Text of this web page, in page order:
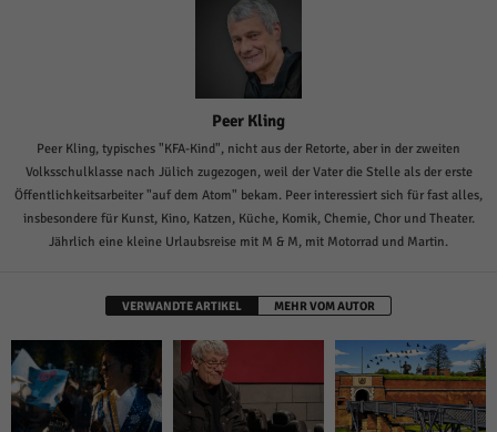
Peer Kling
Peer Kling, typisches "KFA-Kind", nicht aus der Retorte, aber in der zweiten
Volksschulklasse nach Jülich zugezogen, weil der Vater die Stelle als der erste
Öffentlichkeitsarbeiter "auf dem Atom" bekam. Peer interessiert sich für fast alles,
insbesondere für Kunst, Kino, Katzen, Küche, Komik, Chemie, Chor und Theater.
Jährlich eine kleine Urlaubsreise mit M & M, mit Motorrad und Martin.
VERWANDTE ARTIKEL MEHR VOM AUTOR